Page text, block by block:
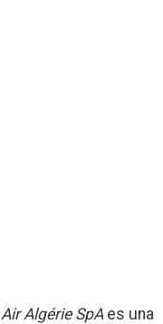
Air Algérie SpAes una